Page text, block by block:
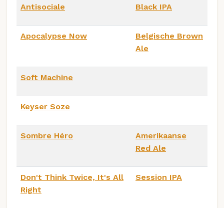
Antisociale Black IPA
Apocalypse Now
Belgische Brown
Ale
Soft Machine
Keyser Soze
Sombre Héro
Amerikaanse
Red Ale
Don't Think Twice, It's All
Right
Session IPA